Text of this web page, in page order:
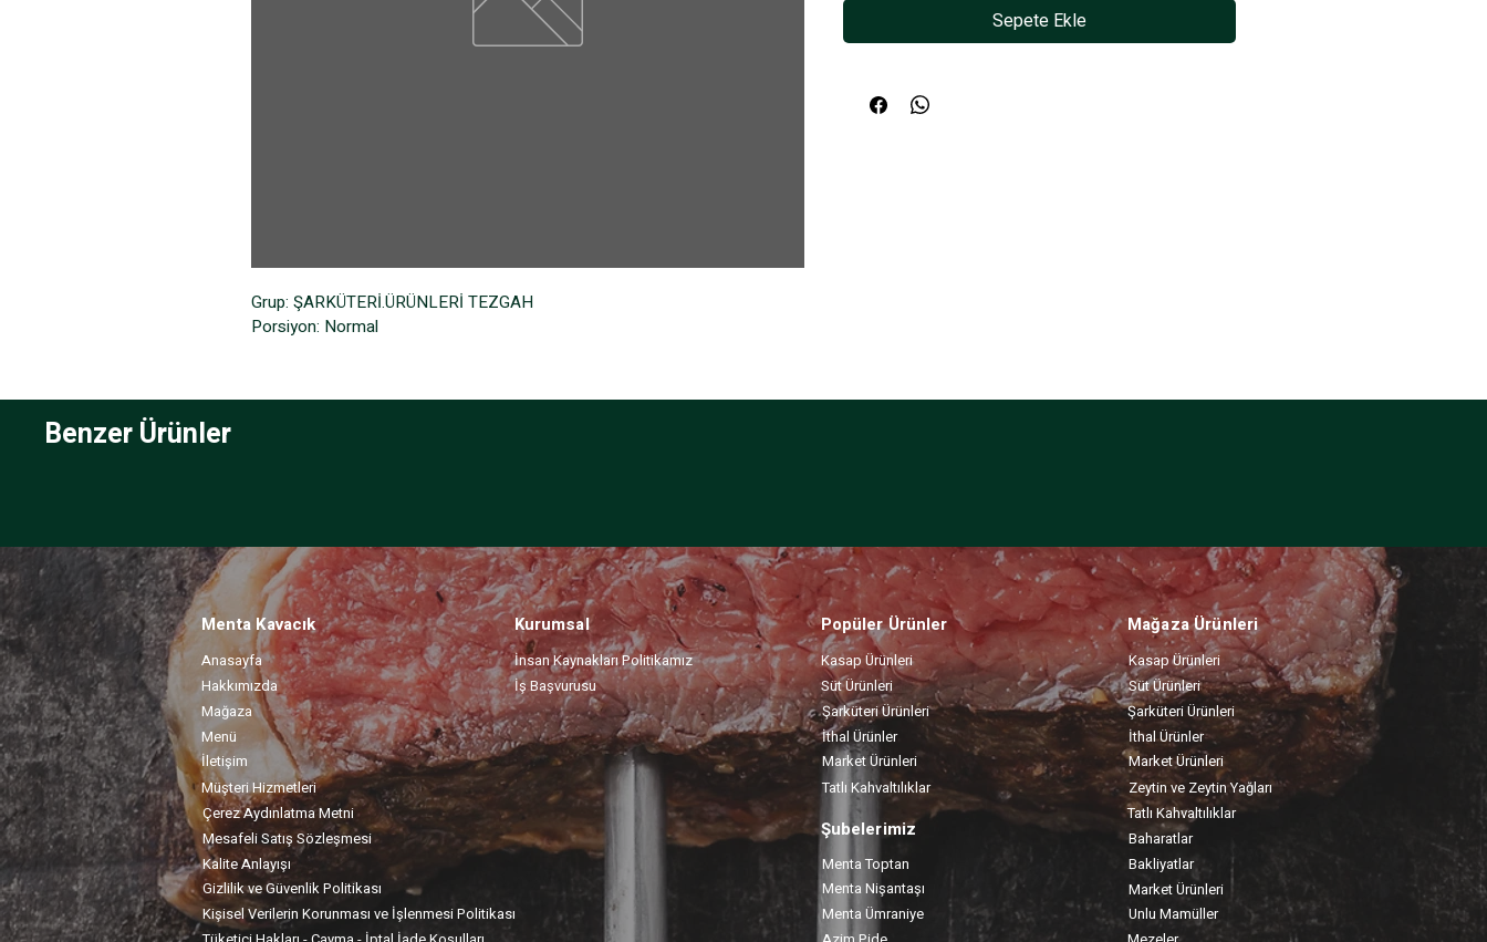
Grup: ŞARKÜTERİ.ÜRÜNLERİ TEZGAH
Porsiyon: Normal
Sepete Ekle
Benzer Ürünler
Menta Kavacık
Anasayfa
Hakkımızda
Kurumsal
İnsan Kaynakları Politikamız
İş Başvurusu
Mağaza
Menü
İletişim
Müşteri Hizmetleri
Çerez Aydınlatma Metni
Mesafeli Satış Sözleşmesi
Kalite Anlayışı
Gizlilik ve Güvenlik Politikası
Kişisel Verilerin Korunması ve İşlenmesi Politikası
Popüler Ürünler
Kasap Ürünleri
Süt Ürünleri
Şarküteri Ürünleri
İthal Ürünler
Market Ürünleri
Tatlı Kahvaltılıklar
Şubelerimiz
Menta Toptan
Menta Nişantaşı
Menta Ümraniye
Mağaza Ürünleri
Kasap Ürünleri
Süt Ürünleri
Şarküteri Ürünleri
İthal Ürünler
Market Ürünleri
Zeytin ve Zeytin Yağları
Tatlı Kahvaltılıklar
Baharatlar
Bakliyatlar
Market Ürünleri
Unlu Mamüller